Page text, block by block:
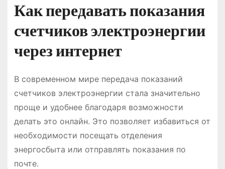
Как передавать показания
счетчиков электроэнергии
через интернет
В современном мире передача показаний
счетчиков электроэнергии стала значительно
проще и удобнее благодаря возможности
делать это онлайн. Это позволяет избавиться от
необходимости посещать отделения
энергосбыта или отправлять показания по
почте.